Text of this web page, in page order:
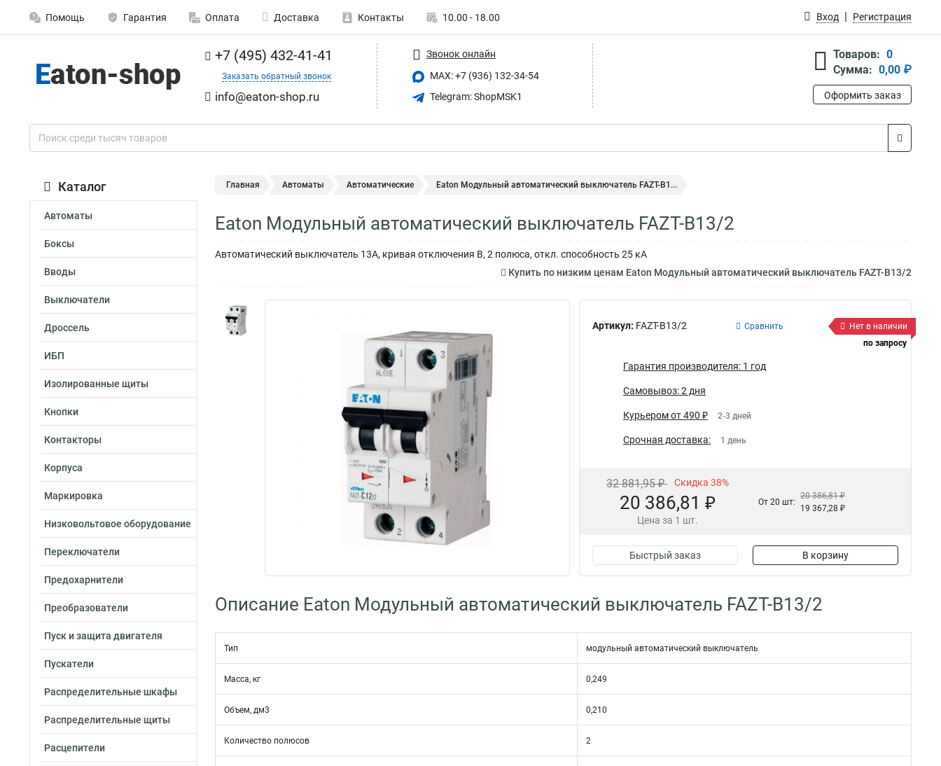
Помощь Гарантия Оплата Доставка Контакты 10.00 - 18.00 Вход Регистрация
+7 (495) 432-41-41
Заказать обратный звонок
info@eaton-shop.ru
Звонок онлайн
MAX: +7 (936) 132-34-54
Telegram: ShopMSK1
Товаров: 0
Сумма: 0,00 ₽
Оформить заказ
Каталог
Автоматы
Боксы
Вводы
Выключатели
Дроссель
ИБП
Изолированные щиты
Кнопки
Контакторы
Корпуса
Маркировка
Низковольтовое оборудование
Переключатели
Предохарнители
Преобразователи
Пуск и защита двигателя
Пускатели
Распределительные шкафы
Распределительные щиты
Расцепители
Главная Автоматы Автоматические Eaton Модульный автоматический выключатель FAZT-B1...
Eaton Модульный автоматический выключатель FAZT-B13/2
Автоматический выключатель 13А, кривая отключения В, 2 полюса, откл. способность 25 кА
Купить по низким ценам Eaton Модульный автоматический выключатель FAZT-B13/2
Артикул: FAZT-B13/2 Сравнить
Нет в наличии
по запросу
Гарантия производителя: 1 год
Самовывоз: 2 дня
Курьером от 490 ₽ 2-3 дней
Срочная доставка: 1 день
32 881,95 ₽ Скидка 38%
20 386,81 ₽
Цена за 1 шт.
От 20 шт:
20 386,81 ₽
19 367,28 ₽
Быстрый заказ В корзину
Описание Eaton Модульный автоматический выключатель FAZT-B13/2
Тип модульный автоматический выключатель
Масса, кг 0,249
Объем, дм3 0,210
Количество полюсов 2